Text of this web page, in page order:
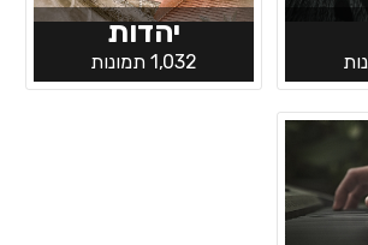
יהדות
1,032 תמונות